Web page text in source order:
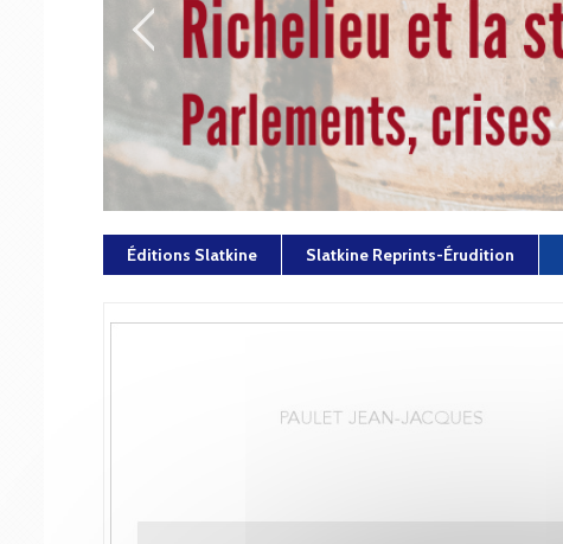
Éditions Slatkine Slatkine Reprints-Érudition